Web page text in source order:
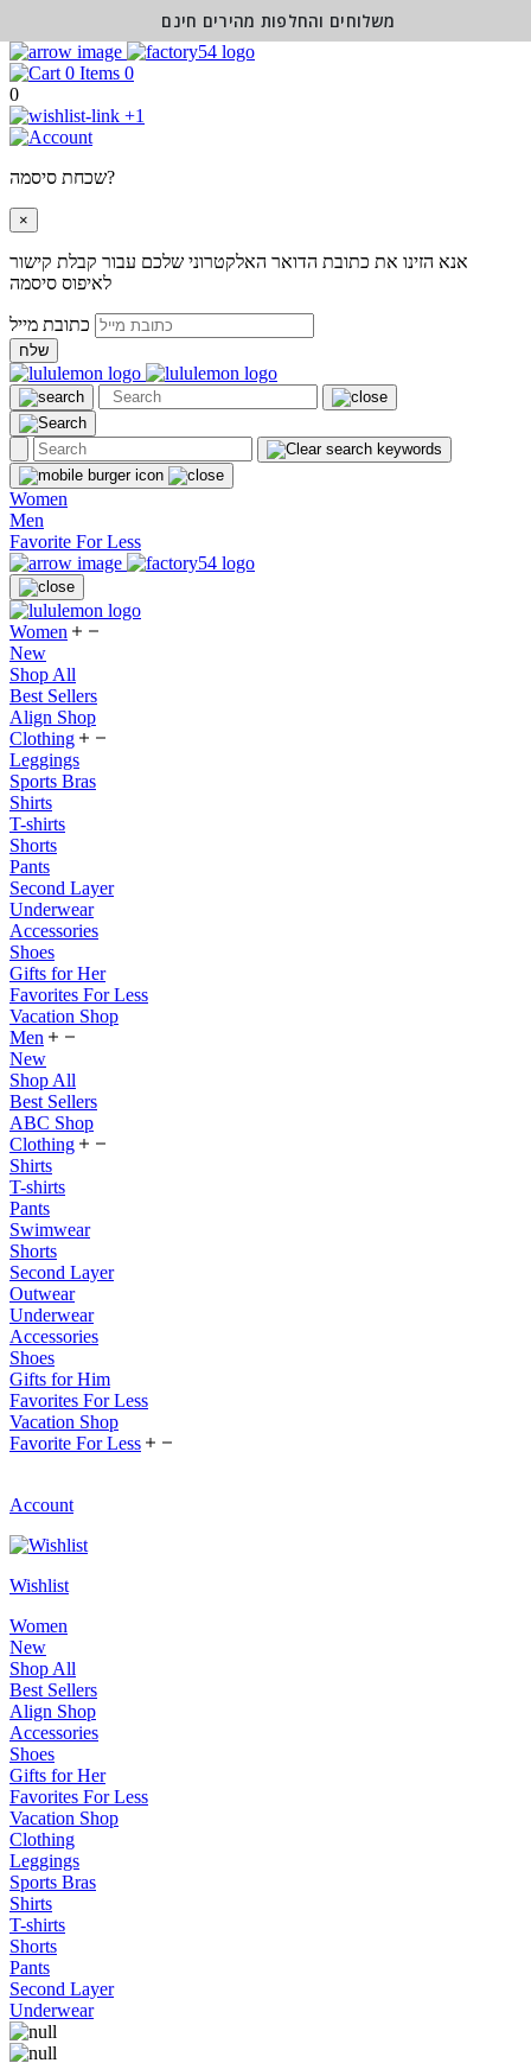
0
0
+1
שכחת סיסמה?
×
אנא הזינו את כתובת הדואר האלקטרוני שלכם עבור קבלת קישור
לאיפוס סיסמה
שלח
Women
Men
Favorite For Less
Women
New
Shop All
Best Sellers
Align Shop
Clothing
Leggings
Sports Bras
Shirts
T-shirts
Shorts
Pants
Second Layer
Underwear
Accessories
Shoes
Gifts for Her
Favorites For Less
Vacation Shop
Men
New
Shop All
Best Sellers
ABC Shop
Clothing
Shirts
T-shirts
Pants
Swimwear
Shorts
Second Layer
Outwear
Underwear
Accessories
Shoes
Gifts for Him
Favorites For Less
Vacation Shop
Favorite For Less
Account
Wishlist
Women
New
Shop All
Best Sellers
Align Shop
Accessories
Shoes
Gifts for Her
Favorites For Less
Vacation Shop
Clothing
Leggings
Sports Bras
Shirts
T-shirts
Shorts
Pants
Second Layer
Underwear
משלוחים והחלפות מהירים חינם